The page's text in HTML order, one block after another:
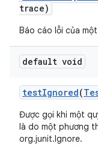
trace)
Báo cáo lỗi của
default void
testIgnored(
Được gọi khi một
là do một phương
org.junit.Ignore.